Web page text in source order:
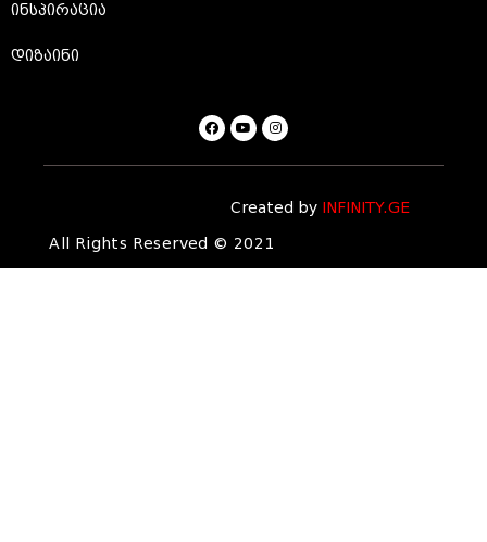
ინსპირაცია
დიზაინი
Created by INFINITY.GE
All Rights Reserved © 2021